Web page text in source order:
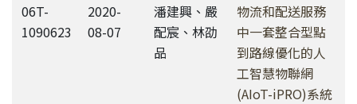
06T-
1090623
2020-
08-07
潘建興、嚴
配宸、林劭
品
物流和配送服務
中一套整合型點
到路線優化的人
工智慧物聯網
(AIoT-iPRO)系統